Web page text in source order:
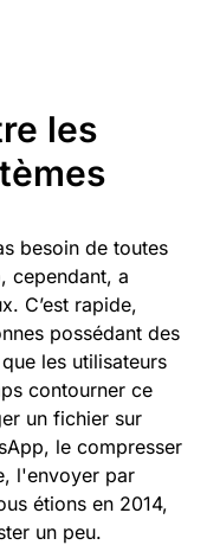
les
besoin de toutes
cependant, a
C’est rapide,
possédant des
les utilisateurs
contourner ce
un fichier sur
le compresser
l'envoyer par
étions en 2014,
un peu.